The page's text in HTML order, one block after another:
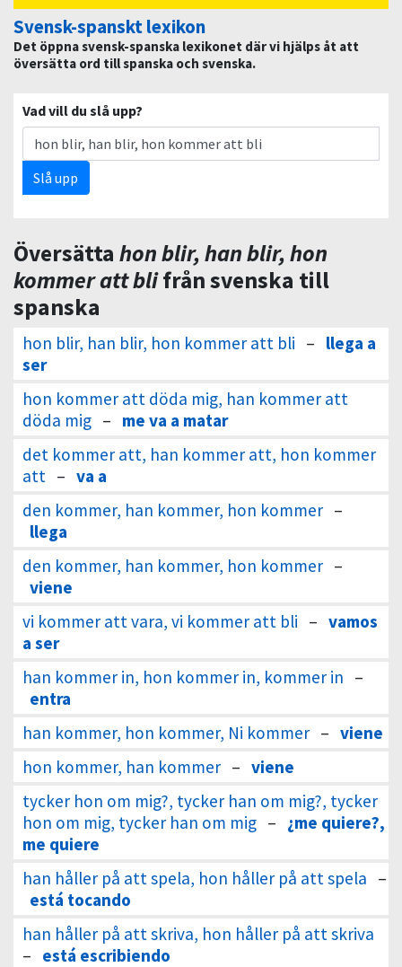
Svensk-spanskt lexikon
Det öppna svensk-spanska lexikonet där vi hjälps åt att
översätta ord till spanska och svenska.
Vad vill du slå upp?
Slå upp
Översätta hon blir, han blir, hon
kommer att blifrån svenska till
spanska
hon blir, han blir, hon kommer att bli – llega a
ser
hon kommer att döda mig, han kommer att
döda mig – me va a matar
det kommer att, han kommer att, hon kommer
att – va a
den kommer, han kommer, hon kommer –
llega
den kommer, han kommer, hon kommer –
viene
vi kommer att vara, vi kommer att bli – vamos
a ser
han kommer in, hon kommer in, kommer in –
entra
han kommer, hon kommer, Ni kommer – viene
hon kommer, han kommer – viene
tycker hon om mig?, tycker han om mig?, tycker
hon om mig, tycker han om mig – ¿me quiere?,
me quiere
han håller på att spela, hon håller på att spela –
está tocando
han håller på att skriva, hon håller på att skriva
– está escribiendo